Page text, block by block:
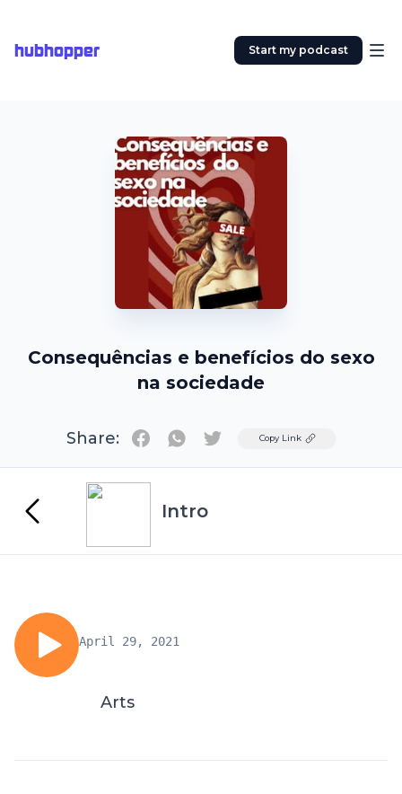
hubhopper Start my podcast
Consequências e benefícios do sexo
na sociedade
Share: TwitterCopy Link
Intro
April 29, 2021
Arts